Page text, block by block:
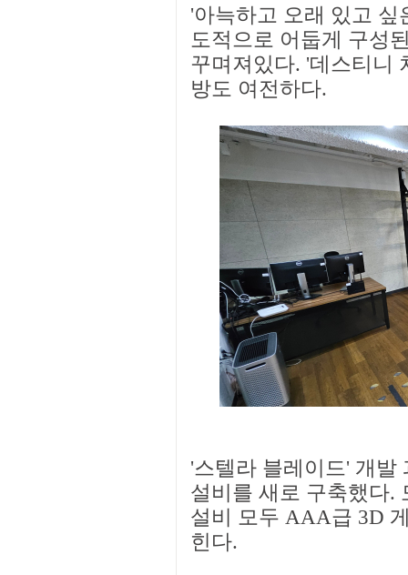
'아늑하고 오래 있고
도적으로 어둡게 구성
꾸며져있다. '데스티니
방도 여전하다.
'스텔라 블레이드' 개발
설비를 새로 구축했다.
설비 모두 AAA급 3D
힌다.